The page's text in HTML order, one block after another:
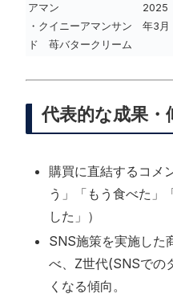
アマン
・クイニーアマンサン
ド 苺バタークリーム
2025
年3月
代表的な成果・
購買に直結するコメ
う」「もう食べた」
した」）
SNS施策を実施した
べ、Z世代(SNSでの
くなる傾向。